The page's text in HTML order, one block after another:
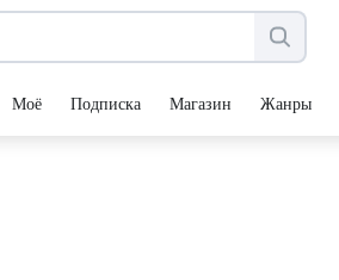
Моё Подписка Магазин Жанры